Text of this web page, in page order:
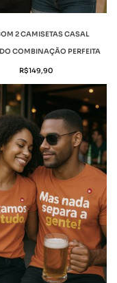
2 CAMISETAS CASAL
COMBINAÇÃO PERFEITA
R$149,90